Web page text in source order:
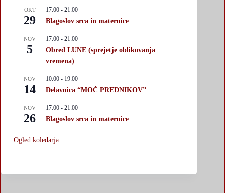
OKT
29
17:00 - 21:00
Blagoslov srca in maternice
NOV
5
17:00 - 21:00
Obred LUNE (sprejetje oblikovanja
vremena)
NOV
14
10:00 - 19:00
Delavnica “MOČ PREDNIKOV”
NOV
26
17:00 - 21:00
Blagoslov srca in maternice
Ogled koledarja